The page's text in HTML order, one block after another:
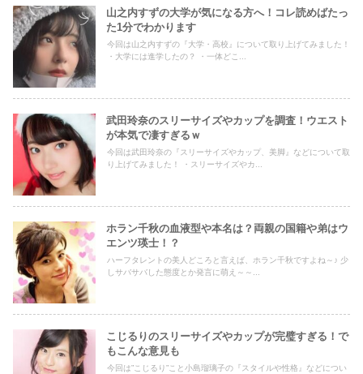
山之内すずの大学が気になる方へ！コレ読めばたっ
た1分でわかります
今回は山之内すずの『大学・高校』について取り上げてみました！
・大学には進学したの？ ・一体どこ...
武田玲奈のスリーサイズやカップを調査！ウエスト
が本気で凄すぎるｗ
今回は武田玲奈の『スリーサイズやカップ、美脚』などについて取
り上げてみました！ ・スリーサイズやカ...
ホラン千秋の血液型や本名は？両親の国籍や弟はウ
エンツ瑛士！？
ハーフタレントの美人どころと言えば、ホラン千秋ですよね～♪ 少
しサバサバした態度とか発言に萌え～～...
こじるりのスリーサイズやカップが完璧すぎる！で
もこんな意見も
今回は”こじるり”こと小島瑠璃子の『スタイルや性格』などについ